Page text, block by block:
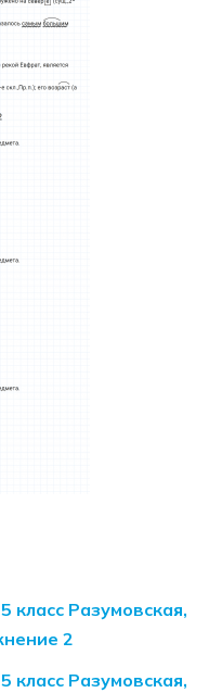
класс Разумовская,
2
класс Разумовская,